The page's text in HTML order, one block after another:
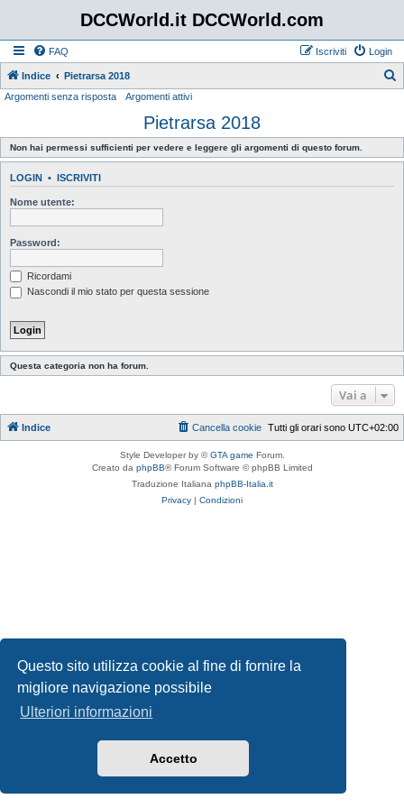
Questo sito utilizza cookie al fine di fornire la
migliore navigazione possibile
Ulteriori informazioni
Accetto
DCCWorld.it DCCWorld.com
FAQ Login
Iscriviti
Indice Pietrarsa 2018
c
a
Argomenti senza risposta Argomenti attivi
Pietrarsa 2018
Non hai permessi sufficienti per vedere e leggere gli argomenti di questo forum.
LOGIN • ISCRIVITI
Nome utente:
Password:
Ricordami
Nascondi il mio stato per questa sessione
Questa categoria non ha forum.
Vai a
Indice Tutti gli orari sono UTC+02:00
Cancella cookie
Style Developer by ©GTA game Forum.
Creato da phpBB® Forum Software © phpBB Limited
Traduzione Italiana phpBB-Italia.it
Privacy | Condizioni